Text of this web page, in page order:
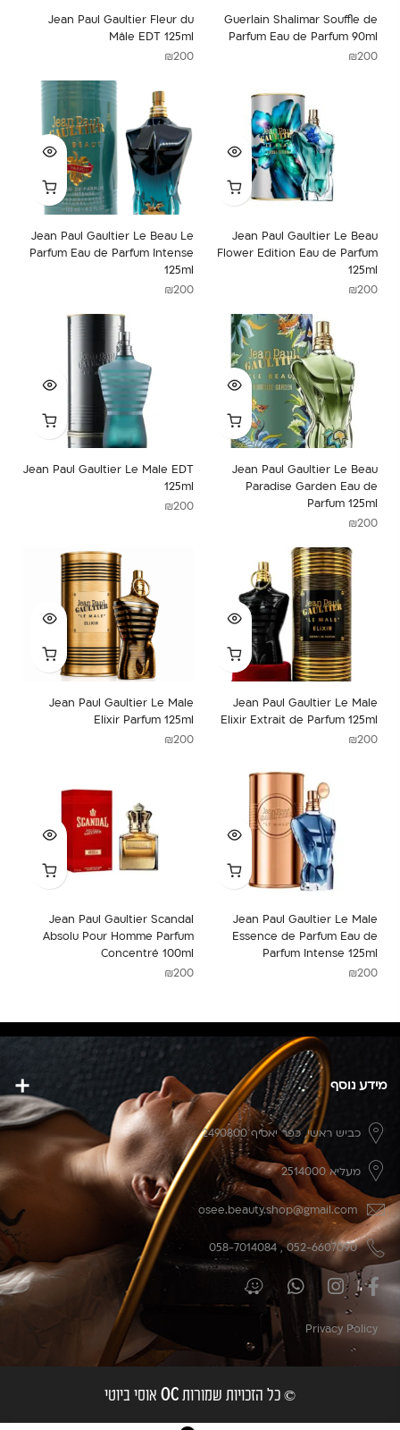
Guerlain Shalimar Souffle de
Parfum Eau de Parfum 90ml
₪200
Jean Paul Gaultier Fleur du
Mâle EDT 125ml
₪200
Jean Paul Gaultier Le Beau
Flower Edition Eau de Parfum
125ml
₪200
Jean Paul Gaultier Le Beau Le
Parfum Eau de Parfum Intense
125ml
₪200
Jean Paul Gaultier Le Beau
Paradise Garden Eau de
Parfum 125ml
₪200
Jean Paul Gaultier Le Male EDT
125ml
₪200
Jean Paul Gaultier Le Male
Elixir Extrait de Parfum 125ml
₪200
Jean Paul Gaultier Le Male
Elixir Parfum 125ml
₪200
Jean Paul Gaultier Le Male
Essence de Parfum Eau de
Parfum Intense 125ml
₪200
Jean Paul Gaultier Scandal
Absolu Pour Homme Parfum
Concentré 100ml
₪200
מידע נוסף
כביש ראשי,כפר יאסיף 2490800
מעליא 2514000
osee.beauty.shop@gmail.com
052-6607090
,
058-7014084
Privacy Policy
© כל הזכויות שמורות OC אוסי ביוטי